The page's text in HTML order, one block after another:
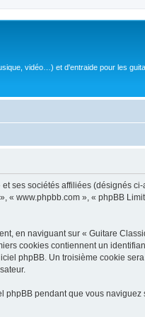
vidéo…) et d'entraide pour les
ses sociétés affiliées (désignés
« www.phpbb.com », « phpBB
en naviguant sur « Guitare
cookies contiennent un
phpBB. Un troisième cookie
pendant que vous